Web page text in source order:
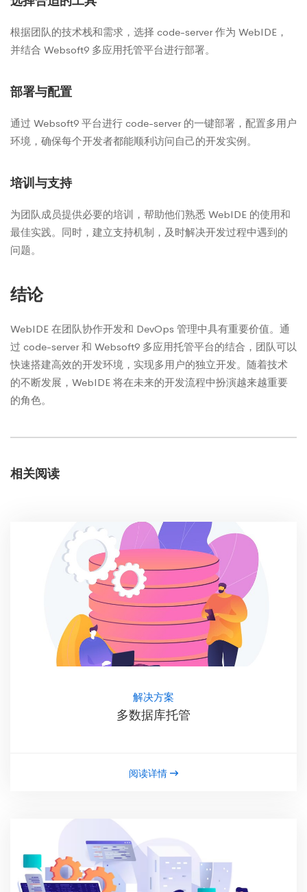
根据团队的技术栈和需求，选择 code-server 作为 WebIDE，
并结合 Websoft9 多应用托管平台进行部署。
部署与配置
通过 Websoft9 平台进行 code-server 的一键部署，配置多用户
环境，确保每个开发者都能顺利访问自己的开发实例。
培训与支持
为团队成员提供必要的培训，帮助他们熟悉 WebIDE 的使用和
最佳实践。同时，建立支持机制，及时解决开发过程中遇到的
问题。
结论
WebIDE 在团队协作开发和 DevOps 管理中具有重要价值。通
过 code-server 和 Websoft9 多应用托管平台的结合，团队可以
快速搭建高效的开发环境，实现多用户的独立开发。随着技术
的不断发展，WebIDE 将在未来的开发流程中扮演越来越重要
的角色。
相关阅读
解决方案
多数据库托管
阅读详情